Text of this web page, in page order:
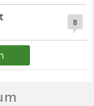
8